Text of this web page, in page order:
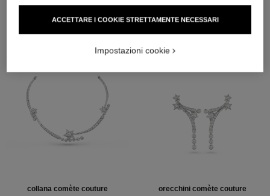
collana comète couture orecchini comète couture
ACCETTARE I COOKIE STRETTAMENTE NECESSARI
Impostazioni cookie